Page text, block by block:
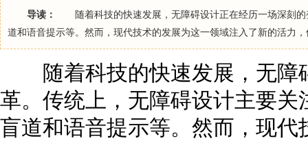
导读：
随着科技的快速发展，无障碍设计正在经历一场深刻的
道和语音提示等。然而，现代技术的发展为这一领域注入了新的活力
随着科技的快速发展，无障
革。传统上，无障碍设计主要
盲道和语音提示等。然而，现